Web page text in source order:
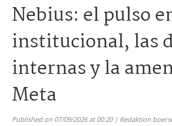
Nebius: el pulso
institucional, las
internas y la
Meta
Published on 07/09/2026 at 00:20 | Redaktion